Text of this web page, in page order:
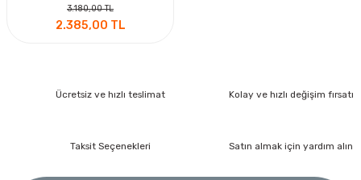
3.180,00 TL
2.385,00 TL
Ücretsiz ve hızlı teslimat Kolay ve hızlı değişim fırsatı
Taksit Seçenekleri Satın almak için yardım alın